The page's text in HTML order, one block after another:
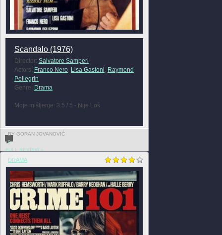
Scandalo (1976)
Director: Salvatore Samperi
Actors: Franco Nero, Lisa Gastoni, Raymond
Pellegrin
Genre: Drama
Moje mišljenje: 3.5 / 5 - Nije Loš
BY GORAN JOVANOVIĆ
0
FULL REVIEW »
DRAMA